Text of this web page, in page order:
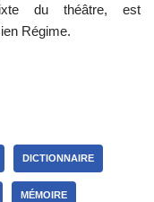
du théâtre, est
Régime.
DICTIONNAIRE
MÉMOIRE